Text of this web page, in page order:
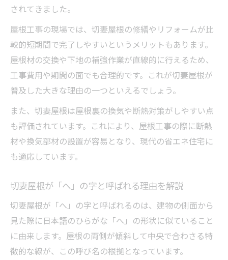
されてきました。
屋根工事の現場では、切妻屋根の修繕やリフォームが比
較的短期間で完了しやすいというメリットもあります。
屋根材の交換や下地の補強作業が直線的に行えるため、
工事費用や期間の面でも合理的です。これが切妻屋根が
普及した大きな理由の一つといえるでしょう。
また、切妻屋根は屋根裏の換気や断熱対策がしやすい点
も評価されています。これにより、屋根工事の際に断熱
材や換気部材の設置が容易となり、現代の省エネ住宅に
も適応しています。
切妻屋根が「へ」の字と呼ばれる理由を解説
切妻屋根が「へ」の字と呼ばれるのは、建物の側面から
見た際に日本語のひらがな「へ」の形状に似ていること
に由来します。屋根の両側が傾斜して中央で合わさる特
徴的な線が、この呼び名の根拠となっています。